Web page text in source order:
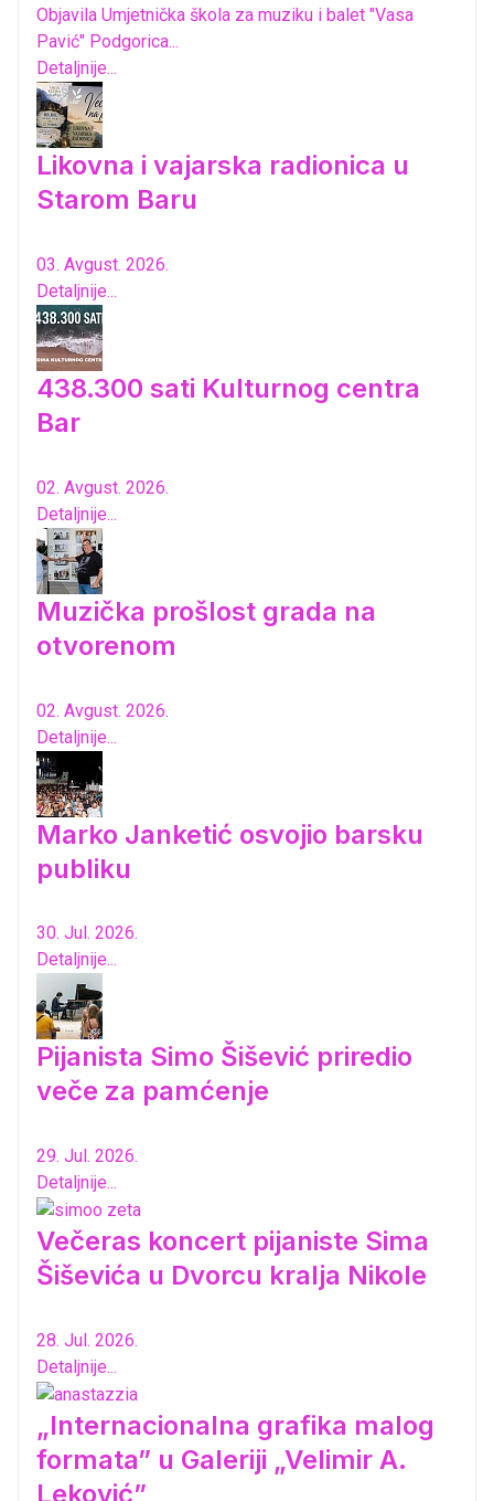
Objavila Umjetnička škola za muziku i balet "Vasa
Pavić" Podgorica...
Detaljnije...
Likovna i vajarska radionica u
Starom Baru
03. Avgust. 2026.
Detaljnije...
438.300 sati Kulturnog centra
Bar
02. Avgust. 2026.
Detaljnije...
Muzička prošlost grada na
otvorenom
02. Avgust. 2026.
Detaljnije...
Marko Janketić osvojio barsku
publiku
30. Jul. 2026.
Detaljnije...
Pijanista Simo Šišević priredio
veče za pamćenje
29. Jul. 2026.
Detaljnije...
Večeras koncert pijaniste Sima
Šiševića u Dvorcu kralja Nikole
28. Jul. 2026.
Detaljnije...
„Internacionalna grafika malog
formata” u Galeriji „Velimir A.
Leković”